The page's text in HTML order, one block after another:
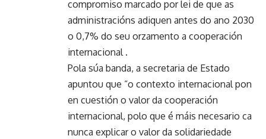
compromiso marcado por lei de que as
administracións adiquen antes do ano 2030
o 0,7% do seu orzamento a cooperación
internacional .
Pola súa banda, a secretaria de Estado
apuntou que “o contexto internacional pon
en cuestión o valor da cooperación
internacional, polo que é máis necesario ca
nunca explicar o valor da solidariedade